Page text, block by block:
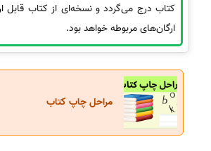
کتاب درج می‌گردد و نسخه‌ای از کتاب قابل
ارگان‌های مربوطه خواهد بود.
مراحل چاپ کتاب